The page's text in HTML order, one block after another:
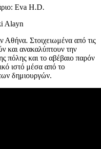
Eva H.D.
Alayn
Αθήνα. Στοιχειωμένα από τις
και ανακαλύπτουν την
πόλης και το αβέβαιο παρόν
ιστό μέσα από το
δημιουργών.